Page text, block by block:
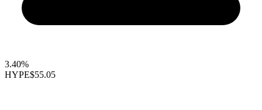
3.40%
HYPE$55.05